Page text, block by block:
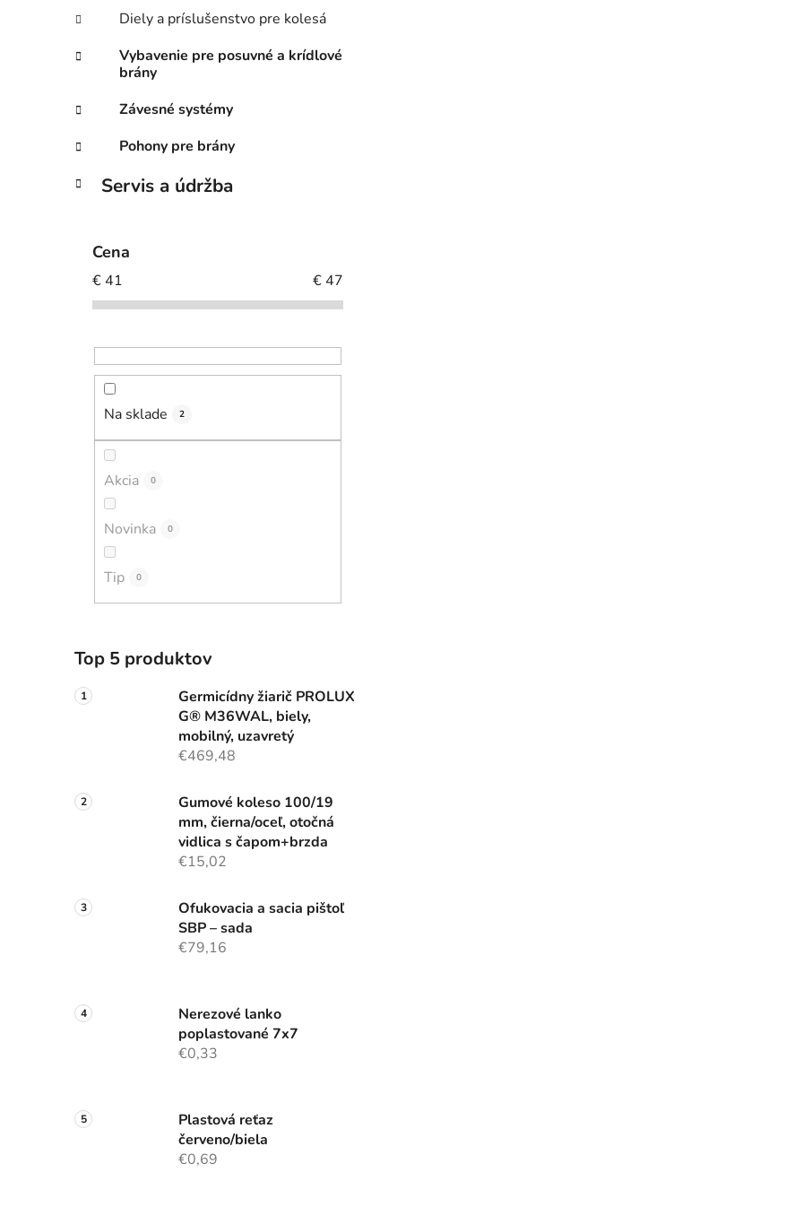
Diely a príslušenstvo pre kolesá
Vybavenie pre posuvné a krídlové
brány
Závesné systémy
Pohony pre brány
Servis a údržba
Cena
€ 41 € 47
Na sklade 2
Akcia 0
Novinka 0
Tip 0
Top 5 produktov
Germicídny žiarič PROLUX
G® M36WAL, biely,
mobilný, uzavretý
€469,48
Gumové koleso 100/19
mm, čierna/oceľ, otočná
vidlica s čapom+brzda
€15,02
Ofukovacia a sacia pištoľ
SBP – sada
€79,16
Nerezové lanko
poplastované 7x7
€0,33
Plastová reťaz
červeno/biela
€0,69